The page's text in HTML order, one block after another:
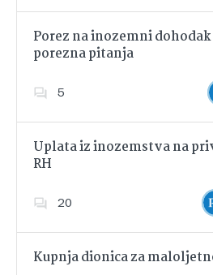
Porez na inozemni
porezna pitanja
5
Uplata iz inozemstva na
RH
20
Kupnja dionica za